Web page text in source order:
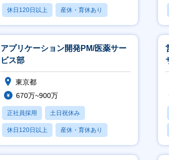
休日120日以上 産休・育休あり
月残業20時間以内
アプリケーション開発PM/医薬サー
ビス部
東京都
670万~900万
正社員採用 土日祝休み
休日120日以上 産休・育休あり
月残業20時間以内